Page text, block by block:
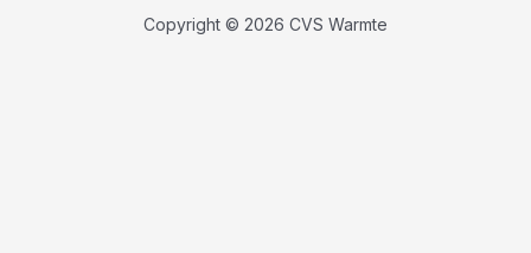
Copyright © 2026 CVS Warmte